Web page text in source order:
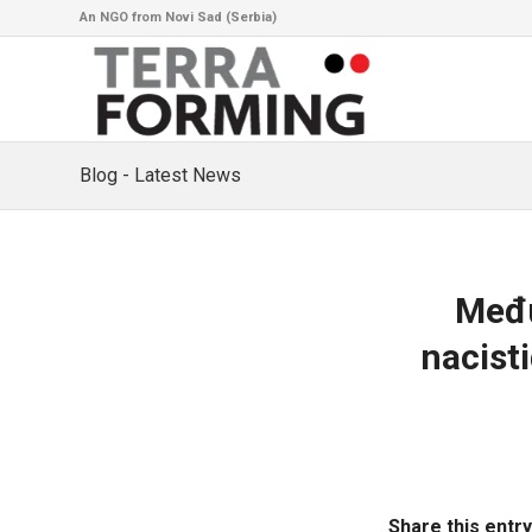
An NGO from Novi Sad (Serbia)
Blog - Latest News
Share this entry